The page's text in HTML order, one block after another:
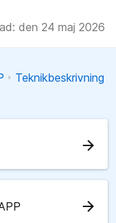
den 24 maj 2026
Teknikbeskrivning
arrow_forward
arrow_forward